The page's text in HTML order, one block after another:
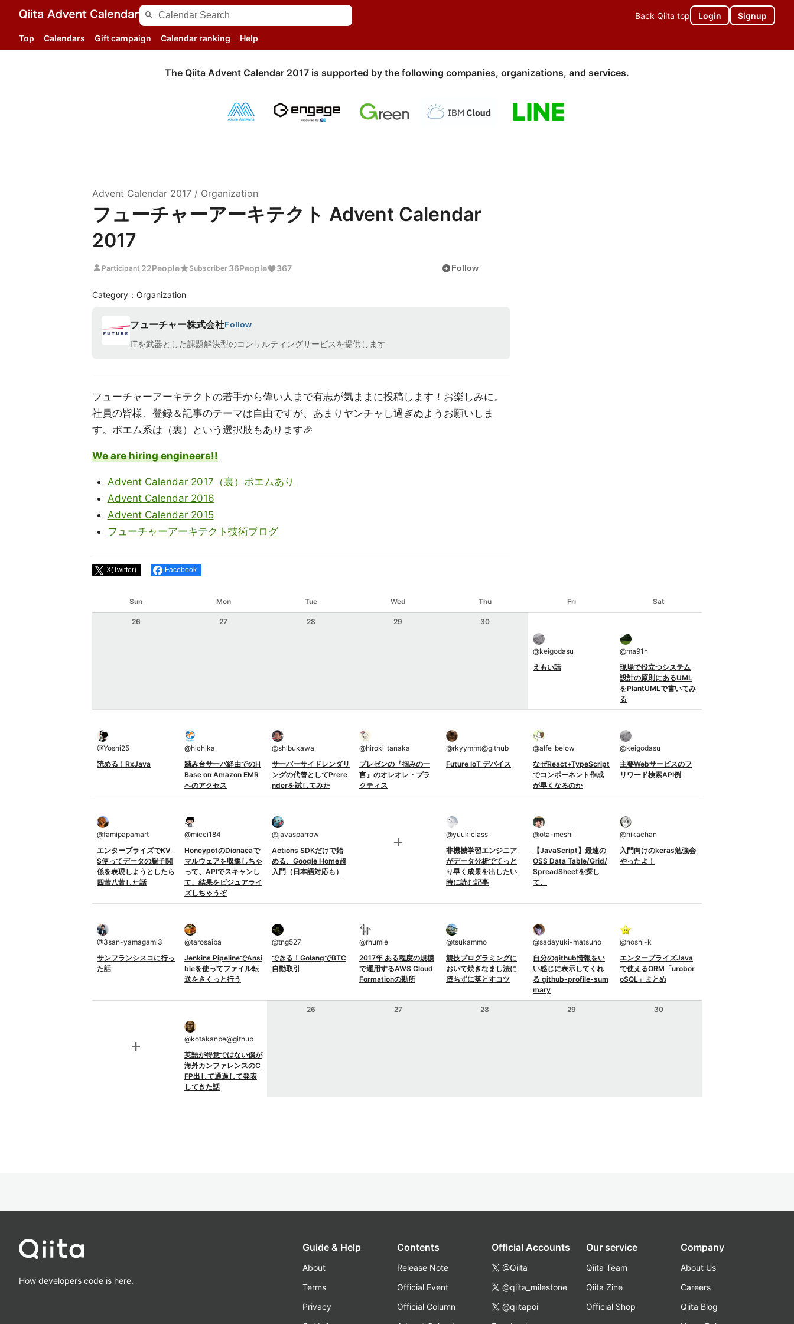
search Back Qiita top Login Signup
Top Calendars Gift campaign Calendar ranking Help
The Qiita Advent Calendar 2017 is supported by the following companies, organizations, and services.
Advent Calendar 2017 / Organization
フューチャーアーキテクト Advent Calendar
2017
person Participant 22PeoplestarSubscriber 36People 367 add_circleFollow
Category：Organization
フューチャー株式会社Follow
ITを武器とした課題解決型のコンサルティングサービスを提供します
フューチャーアーキテクトの若手から偉い人まで有志が気ままに投稿します！お楽しみに。
社員の皆様、登録＆記事のテーマは自由ですが、あまりヤンチャし過ぎぬようお願いしま
す。ポエム系は（裏）という選択肢もあります🎉
We are hiring engineers!!
Advent Calendar 2017（裏）ポエムあり
Advent Calendar 2016
Advent Calendar 2015
フューチャーアーキテクト技術ブログ
X(Twitter) Facebook
Sun Mon Tue Wed Thu Fri Sat
26 27 28 29 30
@keigodasu
えもい話
@ma91n
現場で役立つシステム
設計の原則にあるUML
をPlantUMLで書いてみ
る
@Yoshi25
読める！RxJava
@hichika
踏み台サーバ経由でのH
Base on Amazon EMR
へのアクセス
@shibukawa
サーバーサイドレンダリ
ングの代替としてPrere
nderを試してみた
@hiroki_tanaka
プレゼンの『掴みの一
言』のオレオレ・プラ
クティス
@rkyymmt@github
Future IoT デバイス
@alfe_below
なぜReact+TypeScript
でコンポーネント作成
が早くなるのか
@keigodasu
主要Webサービスのフ
リワード検索API例
@famipapamart
エンタープライズでKV
S使ってデータの親子関
係を表現しようとしたら
四苦八苦した話
@micci184
HoneypotのDionaeaで
マルウェアを収集しちゃ
って、APIでスキャンし
て、結果をビジュアライ
ズしちゃうぞ
@javasparrow
Actions SDKだけで始
める、Google Home超
入門（日本語対応も）
add @yuukiclass
非機械学習エンジニア
がデータ分析でてっと
り早く成果を出したい
時に読む記事
@ota-meshi
【JavaScript】最速の
OSS Data Table/Grid/
SpreadSheetを探し
て、
@hikachan
入門向けのkeras勉強会
やったよ！
@3san-yamagami3
サンフランシスコに行っ
た話
@tarosaiba
Jenkins PipelineでAnsi
bleを使ってファイル転
送をさくっと行う
@tng527
できる！GolangでBTC
自動取引
@rhumie
2017年 ある程度の規模
で運用するAWS Cloud
Formationの勘所
@tsukammo
競技プログラミングに
おいて焼きなまし法に
堕ちずに落とすコツ
@sadayuki-matsuno
自分のgithub情報をい
い感じに表示してくれ
る github-profile-sum
mary
@hoshi-k
エンタープライズJava
で使えるORM「urobor
oSQL」まとめ
add @kotakanbe@github
英語が得意ではない僕が
海外カンファレンスのC
FP出して通過して発表
してきた話
26 27 28 29 30
How developers code is here.
Guide & Help
About
Terms
Privacy
Contents
Release Note
Official Event
Official Column
Official Accounts
@Qiita
@qiita_milestone
@qiitapoi
Our service
Qiita Team
Qiita Zine
Official Shop
Company
About Us
Careers
Qiita Blog